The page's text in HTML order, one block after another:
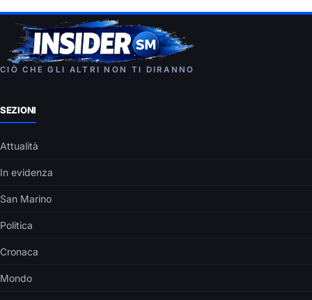
CIÒ CHE GLI ALTRI NON TI DIRANNO
SEZIONI
Attualità
In evidenza
San Marino
Politica
Cronaca
Mondo